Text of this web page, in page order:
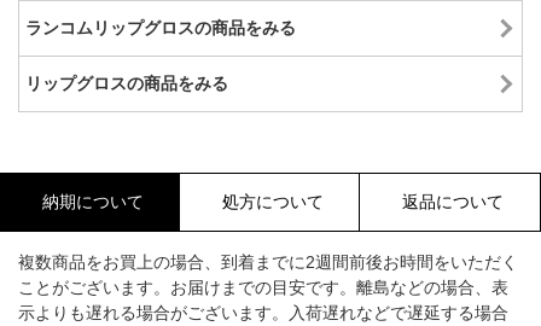
ランコムリップグロスの商品をみる
リップグロスの商品をみる
納期について 処方について 返品について
複数商品をお買上の場合、到着までに2週間前後お時間をいただく
ことがございます。お届けまでの目安です。離島などの場合、表
示よりも遅れる場合がございます。入荷遅れなどで遅延する場合